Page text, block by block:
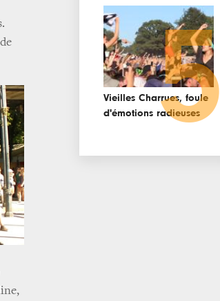
Vieilles Charrues, foule
d'émotions radieuses
5